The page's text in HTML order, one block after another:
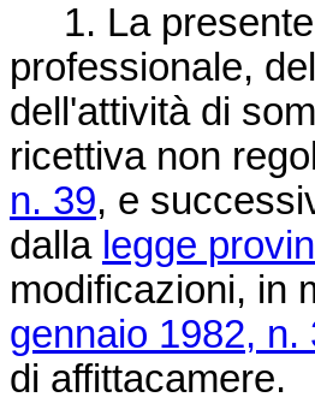
1. La presente
professionale,
dell'attività di
ricettiva non
n. 39, e
dalla legge
modificazioni, in
gennaio 1982, n.
di affittacamere.